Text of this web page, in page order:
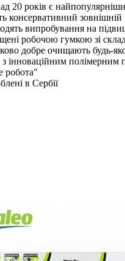
20 років є
консервативний зовнішній
випробування на
робочою гумкою зі
добре очищають будь-
з інноваційним
робота"
в Сербії